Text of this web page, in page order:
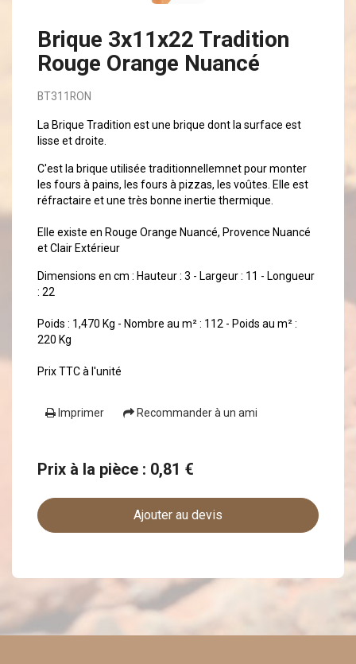
Brique 3x11x22 Tradition
Rouge Orange Nuancé
BT311RON
La Brique Tradition est une brique dont la surface est
lisse et droite.
C'est la brique utilisée traditionnellemnet pour monter
les fours à pains, les fours à pizzas, les voûtes. Elle est
réfractaire et une très bonne inertie thermique.
Elle existe en Rouge Orange Nuancé, Provence Nuancé
et Clair Extérieur
Dimensions en cm : Hauteur : 3 - Largeur : 11 - Longueur
: 22
Poids : 1,470 Kg - Nombre au m² : 112 - Poids au m² :
220 Kg
Prix TTC à l'unité
Imprimer Recommander à un ami
Prix à la pièce : 0,81 €
Ajouter au devis